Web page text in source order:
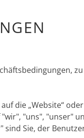
die „Website“ oder
"uns", "unser"
sind Sie, der